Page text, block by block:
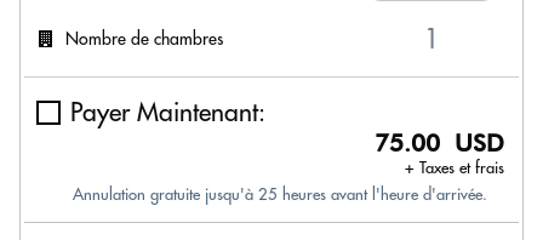
Nombre de chambres
Payer Maintenant:
75.00 USD
+ Taxes et frais
Annulation gratuite jusqu'à 25 heures avant l'heure d'arrivée.